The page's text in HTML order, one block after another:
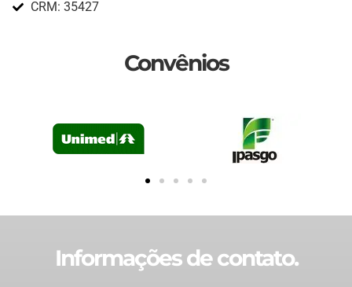
CRM: 35427
Convênios
Informações de contato.